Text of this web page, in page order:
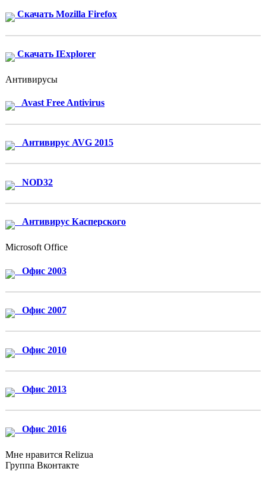
Скачать Mozilla Firefox
Скачать IExplorer
Антивирусы
Avast Free Antivirus
Антивирус AVG 2015
NOD32
Антивирус Касперского
Microsoft Office
Офис 2003
Офис 2007
Офис 2010
Офис 2013
Офис 2016
Мне нравится Relizua
Группа Вконтакте